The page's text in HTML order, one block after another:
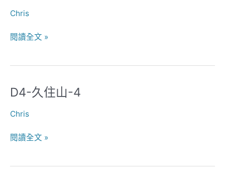
Chris
蘇
岳
閱讀全文 »
D4-久住山-4
Chris
D4-
住
閱讀全文 »